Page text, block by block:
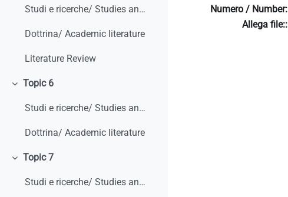
Studi e ricerche/ Studies and research
Dottrina/ Academic literature
Literature Review
Minimizza
Topic 6
Studi e ricerche/ Studies and research
Dottrina/ Academic literature
Minimizza
Topic 7
Studi e ricerche/ Studies and research
Numero / Number:
Allega file::